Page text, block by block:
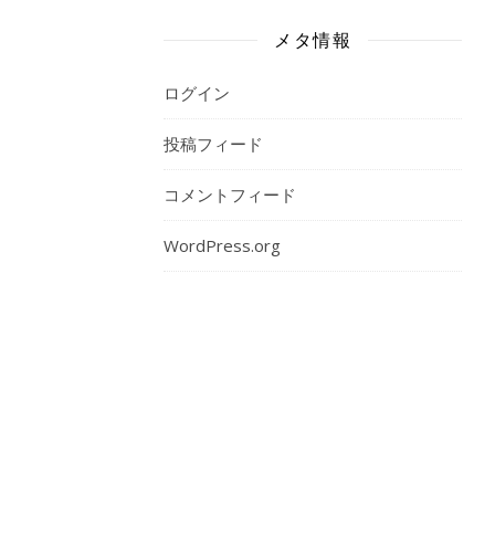
メタ情報
ログイン
投稿フィード
コメントフィード
WordPress.org